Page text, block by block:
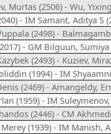
Murtas (2506) - Wu,
- IM Samant, Aditya S
(2498) -
- GM Bilguun, Sumiya
(2493) - Kuziev,
(1994) - IM
(2469) - Amangeldy,
(1959) - IM
(2446) - CM
(1939) - IM Manish,